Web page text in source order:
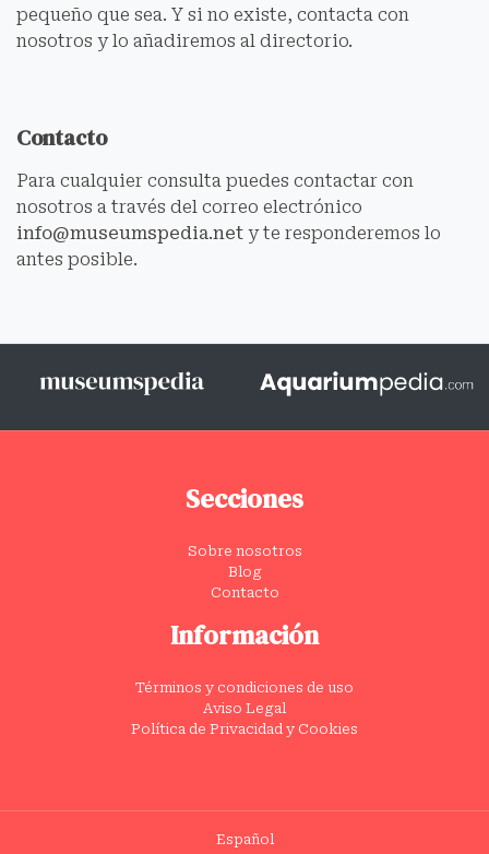
pequeño que sea. Y si no existe, contacta con
nosotros y lo añadiremos al directorio.
Contacto
Para cualquier consulta puedes contactar con
nosotros a través del correo electrónico
info@museumspedia.net y te responderemos lo
antes posible.
Secciones
Sobre nosotros
Blog
Contacto
Información
Términos y condiciones de uso
Aviso Legal
Política de Privacidad y Cookies
Español